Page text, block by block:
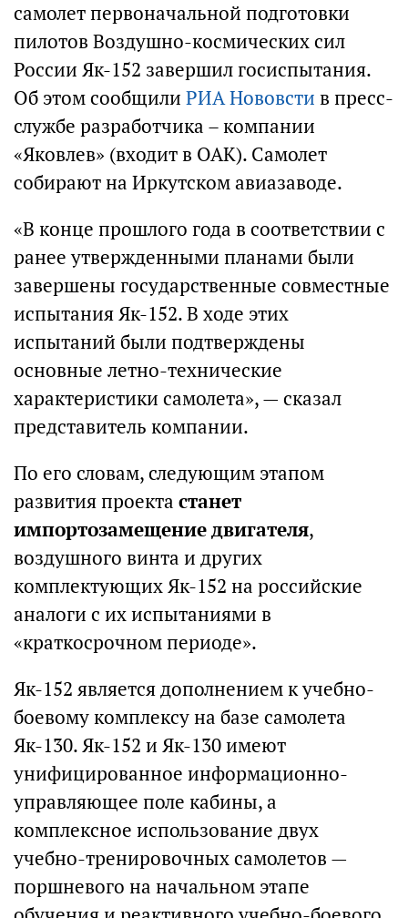
самолет первоначальной подготовки
пилотов Воздушно-космических сил
России Як-152 завершил госиспытания.
Об этом сообщили РИА Нововсти в пресс-
службе разработчика – компании
«Яковлев» (входит в ОАК). Самолет
собирают на Иркутском авиазаводе.
«В конце прошлого года в соответствии с
ранее утвержденными планами были
завершены государственные совместные
испытания Як-152. В ходе этих
испытаний были подтверждены
основные летно-технические
характеристики самолета», — сказал
представитель компании.
По его словам, следующим этапом
развития проекта станет
импортозамещение двигателя,
воздушного винта и других
комплектующих Як-152 на российские
аналоги с их испытаниями в
«краткосрочном периоде».
Як-152 является дополнением к учебно-
боевому комплексу на базе самолета
Як-130. Як-152 и Як-130 имеют
унифицированное информационно-
управляющее поле кабины, а
комплексное использование двух
учебно-тренировочных самолетов —
поршневого на начальном этапе